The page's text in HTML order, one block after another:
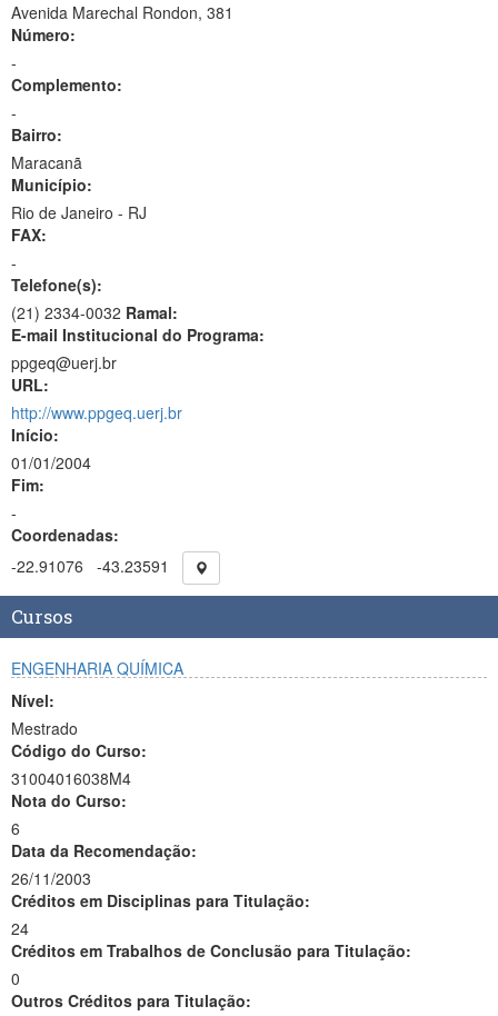
Avenida Marechal Rondon, 381
Número:
-
Complemento:
-
Bairro:
Maracanã
Município:
Rio de Janeiro - RJ
FAX:
-
Telefone(s):
(21) 2334-0032 Ramal:
E-mail Institucional do Programa:
ppgeq@uerj.br
URL:
http://www.ppgeq.uerj.br
Início:
01/01/2004
Fim:
-
Coordenadas:
-22.91076
-43.23591
Cursos
ENGENHARIA QUÍMICA
Nível:
Mestrado
Código do Curso:
31004016038M4
Nota do Curso:
6
Data da Recomendação:
26/11/2003
Créditos em Disciplinas para Titulação:
24
Créditos em Trabalhos de Conclusão para Titulação:
0
Outros Créditos para Titulação: